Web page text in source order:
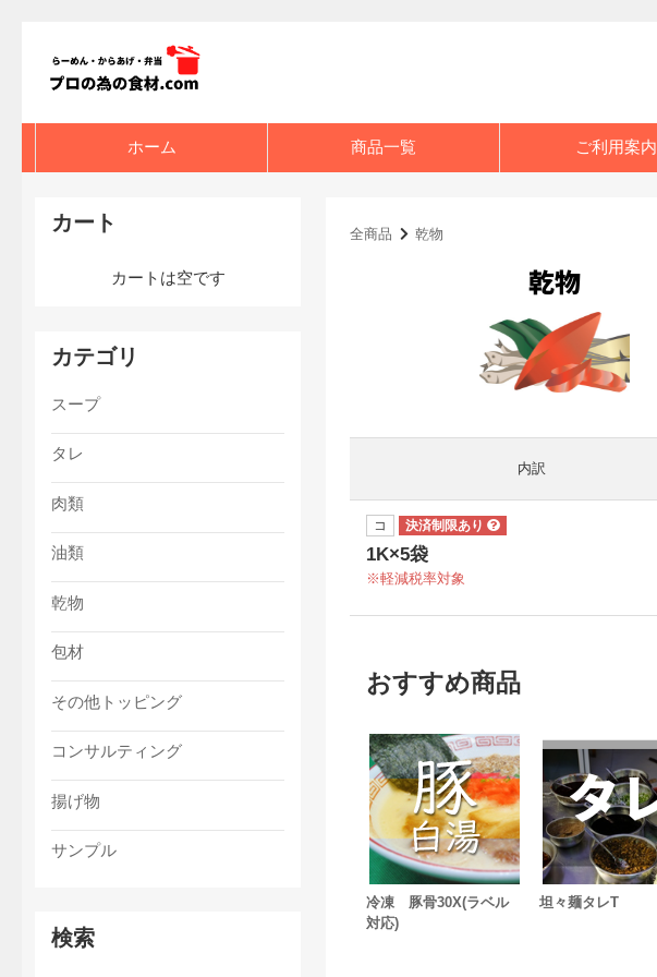
ホーム 商品一覧 ご利用案内
全商品 乾物
内訳
コ
1K×5袋
軽減税率対象
おすすめ商品
冷凍 豚骨30X(ラベル
対応)
坦々麺タレT
カート
カートは空です
カテゴリ
スープ
タレ
肉類
油類
乾物
包材
その他トッピング
コンサルティング
揚げ物
サンプル
検索